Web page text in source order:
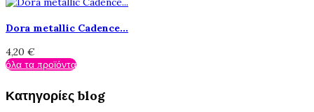
Dora metallic Cadence...
4,20 €
όλα τα προϊόντα
Κατηγορίες blog